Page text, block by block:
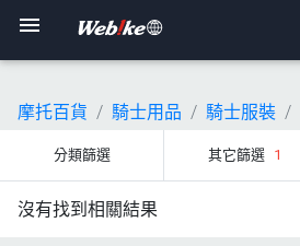
摩托百貨
騎士用品 騎士服裝
分類篩選 其它篩選 1
沒有找到相關結果